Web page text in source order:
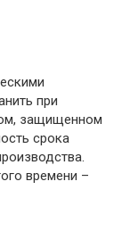
при
защищенном
срока
времени –